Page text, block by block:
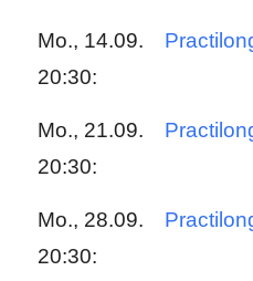
Mo., 14.09.
20:30:
Mo., 21.09.
20:30:
Mo., 28.09.
20:30: